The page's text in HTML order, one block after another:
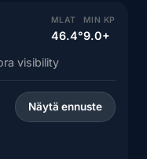
MLAT
46.4°
MIN KP
9.0+
visibility
Näytä ennuste